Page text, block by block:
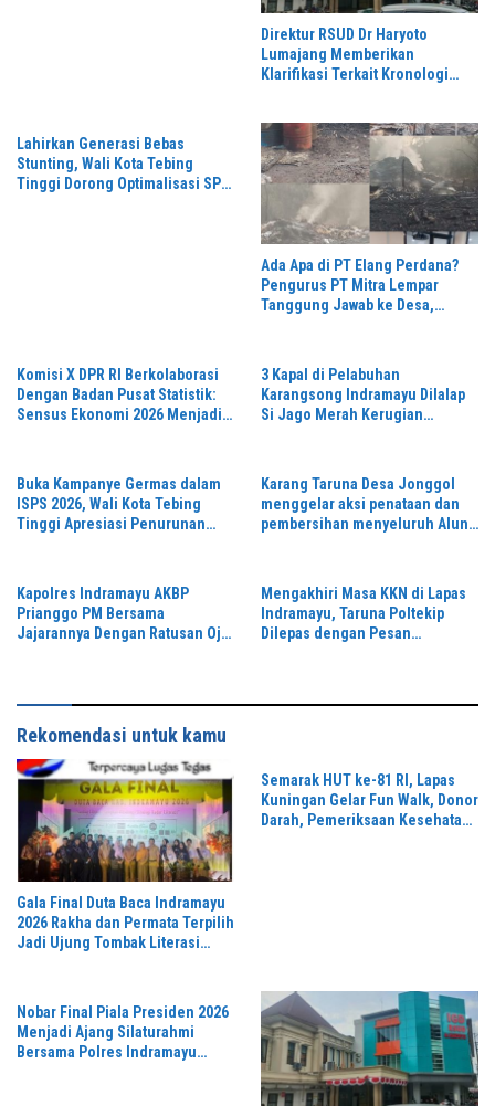
Direktur RSUD Dr Haryoto
Lumajang Memberikan
Klarifikasi Terkait Kronologi
Lahirkan Generasi Bebas
Stunting, Wali Kota Tebing
Tinggi Dorong Optimalisasi SP3
Ada Apa di PT Elang Perdana?
Pengurus PT Mitra Lempar
Tanggung Jawab ke Desa,
Komisi X DPR RI Berkolaborasi
Dengan Badan Pusat Statistik:
Sensus Ekonomi 2026 Menjadi
3 Kapal di Pelabuhan
Karangsong Indramayu Dilalap
Si Jago Merah Kerugian
Padamkan Api
Buka Kampanye Germas dalam
ISPS 2026, Wali Kota Tebing
Tinggi Apresiasi Penurunan
Karang Taruna Desa Jonggol
menggelar aksi penataan dan
pembersihan menyeluruh Alun-
bersinergi bersama sama
“,karang taruna desa Jonggol
Jaya Jaya,”
Kapolres Indramayu AKBP
Prianggo PM Bersama
Jajarannya Dengan Ratusan Ojol
Mengakhiri Masa KKN di Lapas
Indramayu, Taruna Poltekip
Dilepas dengan Pesan
Rekomendasi untuk kamu
Gala Final Duta Baca Indramayu
2026 Rakha dan Permata Terpilih
Jadi Ujung Tombak Literasi
Semarak HUT ke-81 RI, Lapas
Kuningan Gelar Fun Walk, Donor
Darah, Pemeriksaan Kesehatan
Nobar Final Piala Presiden 2026
Menjadi Ajang Silaturahmi
Bersama Polres Indramayu